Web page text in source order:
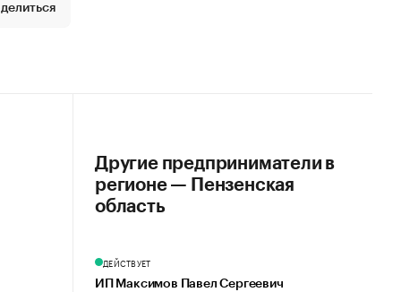
Другие предприниматели в
регионе — Пензенская
область
ДЕЙСТВУЕТ
ИП Максимов Павел Сергеевич